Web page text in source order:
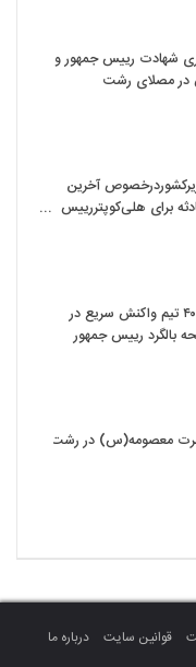
شهادت رییس جمهور و
در مصلای رشت
آخرین
برای هلی‌کوپتررییس
خبر حضور ۴۰ تیم واکنش سریع در
بالگرد رییس جمهور
معصومه(س) در رشت
قوانین سایت
درباره ما